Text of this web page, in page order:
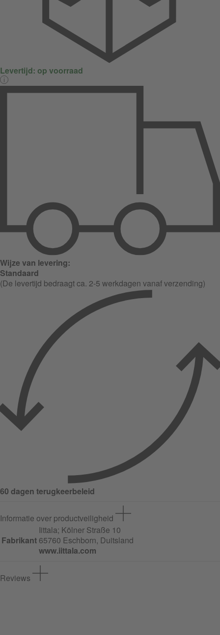
Levertijd: op voorraad
Wijze van levering:
Standaard
(De levertijd bedraagt ca. 2-5 werkdagen vanaf verzending)
60 dagen terugkeerbeleid
Informatie over productveiligheid
Fabrikant
Iittala; Kölner Straße 10
65760 Eschborn, Duitsland
www.iittala.com
Reviews